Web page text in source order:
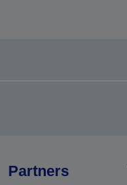
Partners